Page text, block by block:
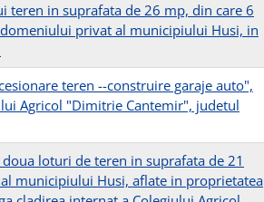
teren in suprafata de 26 mp, din care 6
privat al municipiului Husi, in
teren --construire garaje auto",
Agricol "Dimitrie Cantemir", judetul
loturi de teren in suprafata de 21
municipiului Husi, aflate in proprietatea